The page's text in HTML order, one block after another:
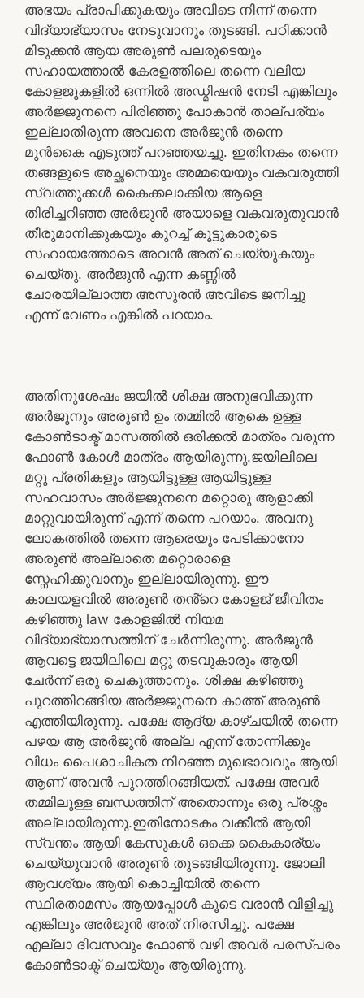
അഭയം പ്രാപിക്കുകയും അവിടെ നിന്ന് തന്നെ
വിദ്യാഭ്യാസം നേടുവാനും തുടങ്ങി. പഠിക്കാൻ
മിടുക്കൻ ആയ അരുൺ പലരുടെയും
സഹായത്താൽ കേരളത്തിലെ തന്നെ വലിയ
കോളജുകളിൽ ഒന്നിൽ അഡ്മിഷൻ നേടി എങ്കിലും
അർജ്ജുനനെ പിരിഞ്ഞു പോകാൻ താല്പര്യം
ഇല്ലാതിരുന്ന അവനെ അർജുൻ തന്നെ
മുൻകൈ എടുത്ത് പറഞ്ഞയച്ചു. ഇതിനകം തന്നെ
തങ്ങളുടെ അച്ഛനെയും അമ്മയെയും വകവരുത്തി
സ്വത്തുക്കൾ കൈക്കലാക്കിയ ആളെ
തിരിച്ചറിഞ്ഞ അർജുൻ അയാളെ വകവരുതുവാൻ
തീരുമാനിക്കുകയും കുറച്ച് കൂട്ടുകാരുടെ
സഹായത്തോടെ അവൻ അത് ചെയ്യുകയും
ചെയ്തു. അർജുൻ എന്ന കണ്ണിൽ
ചോരയില്ലാത്ത അസുരൻ അവിടെ ജനിച്ചു
എന്ന് വേണം എങ്കിൽ പറയാം.
അതിനുശേഷം ജയിൽ ശിക്ഷ അനുഭവിക്കുന്ന
അർജുനും അരുൺ ഉം തമ്മിൽ ആകെ ഉള്ള
കോൺടാക്ട് മാസത്തിൽ ഒരിക്കൽ മാത്രം വരുന്ന
ഫോൺ കോൾ മാത്രം ആയിരുന്നു.ജയിലിലെ
മറ്റു പ്രതികളും ആയിട്ടുള്ള ആയിട്ടുള്ള
സഹവാസം അർജ്ജുനനെ മറ്റൊരു ആളാക്കി
മാറ്റുവായിരുന്ന് എന്ന് തന്നെ പറയാം. അവനു
ലോകത്തിൽ തന്നെ ആരെയും പേടിക്കാനോ
അരുൺ അല്ലാതെ മറ്റൊരാളെ
സ്നേഹിക്കുവാനും ഇല്ലായിരുന്നു. ഈ
കാലയളവിൽ അരുൺ തൻ്റെ കോളജ് ജീവിതം
കഴിഞ്ഞു law കോളജിൽ നിയമ
വിദ്യാഭ്യാസത്തിന് ചേർന്നിരുന്നു. അർജുൻ
ആവട്ടെ ജയിലിലെ മറ്റു തടവുകാരും ആയി
ചേർന്ന് ഒരു ചെകുത്താനും. ശിക്ഷ കഴിഞ്ഞു
പുറത്തിറങ്ങിയ അർജ്ജുനനെ കാത്ത് അരുൺ
എത്തിയിരുന്നു. പക്ഷേ ആദ്യ കാഴ്ചയിൽ തന്നെ
പഴയ ആ അർജുൻ അല്ല എന്ന് തോന്നിക്കും
വിധം പൈശാചികത നിറഞ്ഞ മുഖഭാവവും ആയി
ആണ് അവൻ പുറത്തിറങ്ങിയത്. പക്ഷേ അവർ
തമ്മിലുള്ള ബന്ധത്തിന് അതൊന്നും ഒരു പ്രശ്നം
അല്ലായിരുന്നു.ഇതിനോടകം വക്കീൽ ആയി
സ്വന്തം ആയി കേസുകൾ ഒക്കെ കൈകാര്യം
ചെയ്യുവാൻ അരുൺ തുടങ്ങിയിരുന്നു. ജോലി
ആവശ്യം ആയി കൊച്ചിയിൽ തന്നെ
സ്ഥിരതാമസം ആയപ്പോൾ കൂടെ വരാൻ വിളിച്ചു
എങ്കിലും അർജുൻ അത് നിരസിച്ചു. പക്ഷേ
എല്ലാ ദിവസവും ഫോൺ വഴി അവർ പരസ്പരം
കോൺടാക്ട് ചെയ്യും ആയിരുന്നു.